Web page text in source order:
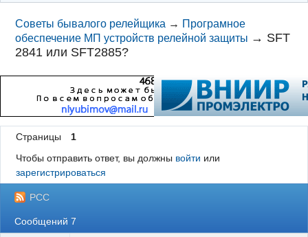
Советы бывалого релейщика → Програмное
обеспечение МП устройств релейной защиты → SFT
2841 или SFT2885?
Страницы
1
Чтобы отправить ответ, вы должны войти или
зарегистрироваться
РСС
Сообщений 7